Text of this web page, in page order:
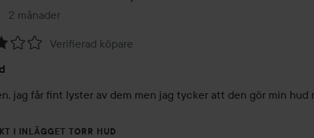
2 månader
Inlägget skapades 2 månader
Verifierad köpare
jag får fint lyster av dem men jag tycker att den gör min hud
I INLÄGGET TORR HUD